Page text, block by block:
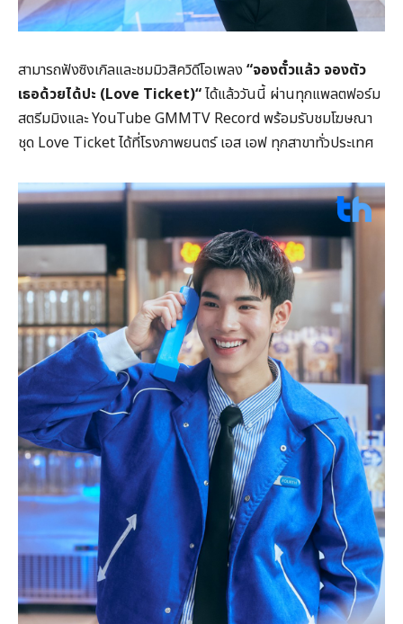
สามารถฟังซิงเกิลและชมมิวสิควิดีโอเพลง “จองตั๋วแล้ว จองตัว
เธอด้วยได้ปะ (Love Ticket)“ได้แล้ววันนี้ ผ่านทุกแพลตฟอร์ม
สตรีมมิงและYouTube GMMTV Recordพร้อมรับชมโฆษณา
ชุด Love Ticketได้ที่โรงภาพยนตร์ เอส เอฟ ทุกสาขาทั่วประเทศ